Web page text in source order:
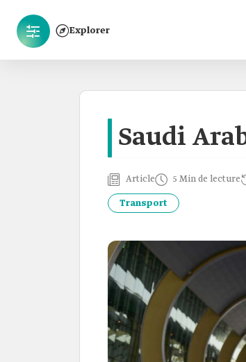
Explorer
Saudi
Article 5 Min de lecture
Transport